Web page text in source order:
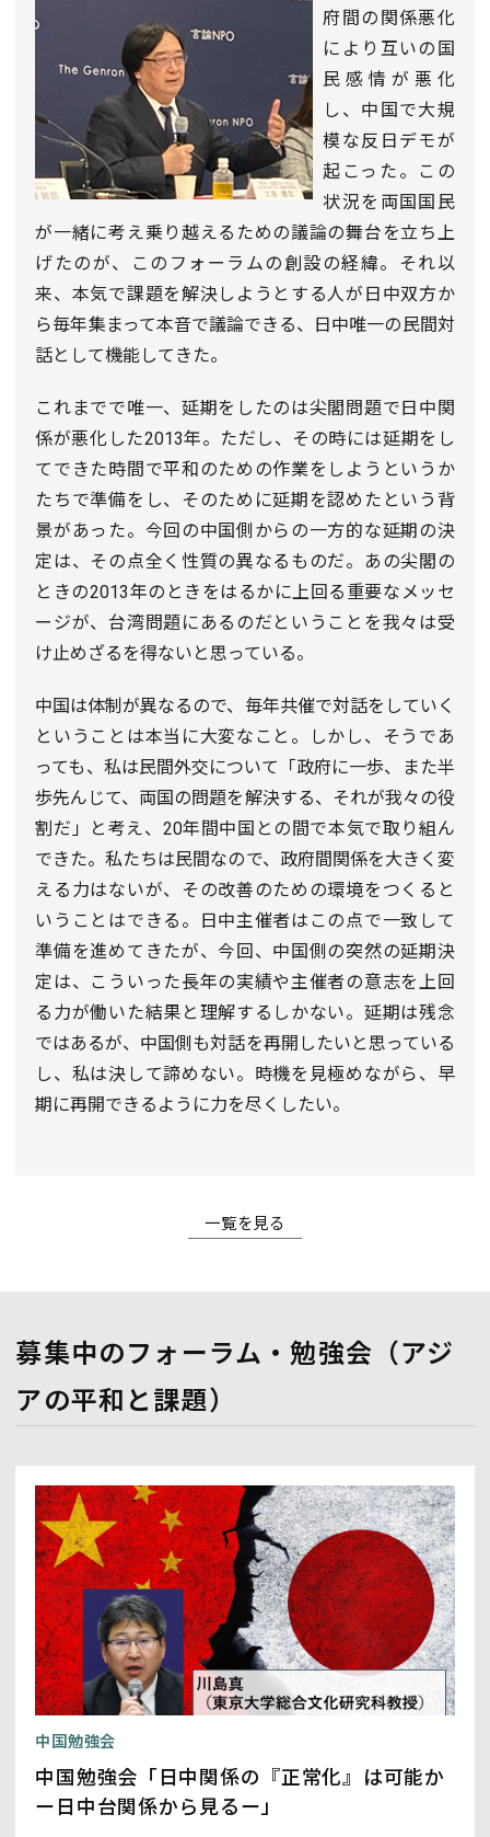
府間の関係悪化
により互いの国
民感情が悪化
し、中国で大規
模な反日デモが
起こった。この
状況を両国国民
が一緒に考え乗り越えるための議論の舞台を立ち上
げたのが、このフォーラムの創設の経緯。それ以
来、本気で課題を解決しようとする人が日中双方か
ら毎年集まって本音で議論できる、日中唯一の民間対
話として機能してきた。
これまでで唯一、延期をしたのは尖閣問題で日中関
係が悪化した2013年。ただし、その時には延期をし
てできた時間で平和のための作業をしようというか
たちで準備をし、そのために延期を認めたという背
景があった。今回の中国側からの一方的な延期の決
定は、その点全く性質の異なるものだ。あの尖閣の
ときの2013年のときをはるかに上回る重要なメッセ
ージが、台湾問題にあるのだということを我々は受
け止めざるを得ないと思っている。
中国は体制が異なるので、毎年共催で対話をしていく
ということは本当に大変なこと。しかし、そうであ
っても、私は民間外交について「政府に一歩、また半
歩先んじて、両国の問題を解決する、それが我々の役
割だ」と考え、20年間中国との間で本気で取り組ん
できた。私たちは民間なので、政府間関係を大きく変
える力はないが、その改善のための環境をつくると
いうことはできる。日中主催者はこの点で一致して
準備を進めてきたが、今回、中国側の突然の延期決
定は、こういった長年の実績や主催者の意志を上回
る力が働いた結果と理解するしかない。延期は残念
ではあるが、中国側も対話を再開したいと思っている
し、私は決して諦めない。時機を見極めながら、早
期に再開できるように力を尽くしたい。
一覧を見る
募集中のフォーラム・勉強会（アジ
アの平和と課題）
中国勉強会
中国勉強会「日中関係の『正常化』は可能か
ー日中台関係から見るー」